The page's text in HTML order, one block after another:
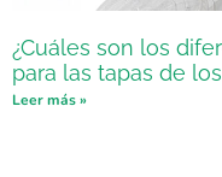
¿Cuáles son los
para las tapas de
Leer más »